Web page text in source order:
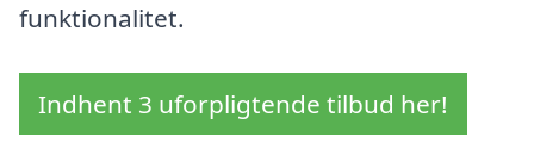
funktionalitet.
Indhent 3 uforpligtende tilbud her!